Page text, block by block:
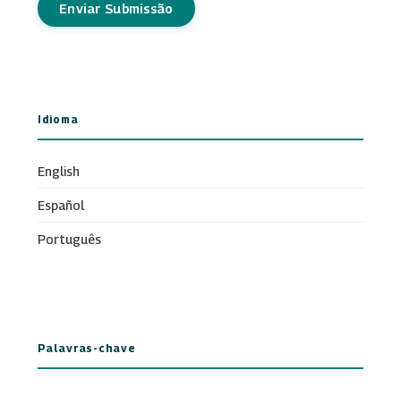
Enviar Submissão
Idioma
English
Español
Português
Palavras-chave